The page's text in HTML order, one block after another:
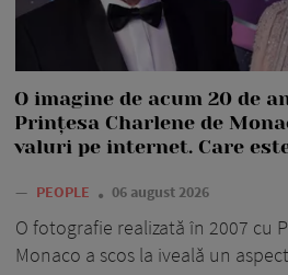
O imagine de acum 20 de
Prințesa Charlene de
valuri pe internet. Care
— PEOPLE 06 august 2026
O fotografie realizată în 2007 cu
Monaco a scos la iveală un